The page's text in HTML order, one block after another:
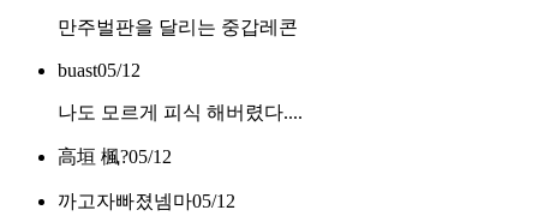
만주벌판을 달리는 중갑레콘
buast05/12
나도 모르게 피식 해버렸다....
高垣 楓?05/12
까고자빠졌넴마05/12